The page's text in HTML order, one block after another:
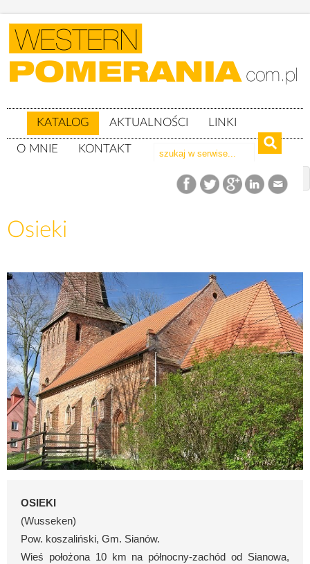
KATALOG AKTUALNOŚCI LINKI
O MNIE KONTAKT
woj. zachodniopomorskie
Osieki
OSIEKI
(Wusseken)
Pow. koszaliński, Gm. Sianów.
Wieś położona 10 km na północny-zachód od Sianowa,